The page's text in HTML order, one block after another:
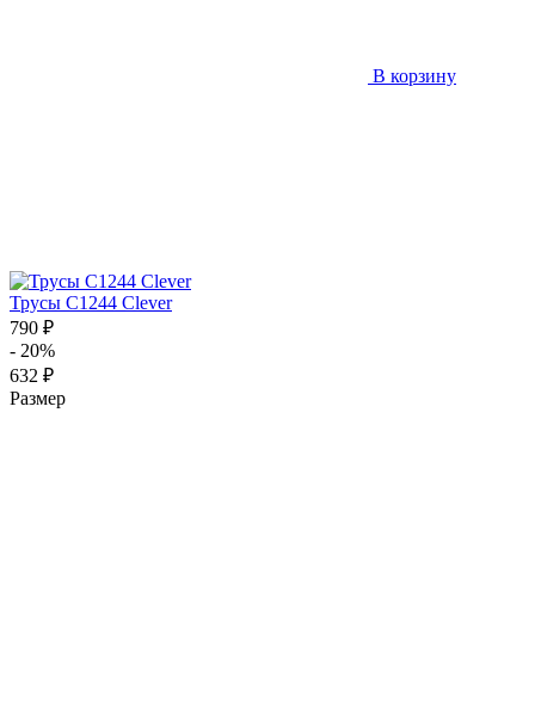
В корзину
Трусы C1244 Clever
790 ₽
- 20%
632 ₽
Размер